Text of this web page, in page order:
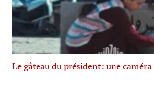
Le gâteau du président: une caméra